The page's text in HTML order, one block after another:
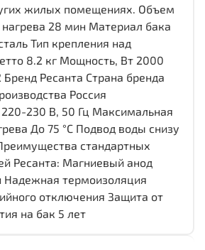
жилых помещениях. Объем
28 мин Материал бака
Тип крепления над
8.2 кг Мощность, Вт 2000
Бренд Ресанта Страна бренда
Россия
230 В, 50 Гц Максимальная
До 75 °С Подвод воды снизу
стандартных
Ресанта: Магниевый анод
Надежная термоизоляция
отключения Защита от
на бак 5 лет